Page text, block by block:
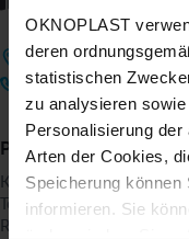
OKNOPLAST
deren
statistischen
zu analysieren
Personalisierung der
Arten der Cookies,
Speicherung können
informieren. Sie
Produkte
Kunststofffenster
Terrassentüren &
Rollläden
PRODUKTE
KONTAKT